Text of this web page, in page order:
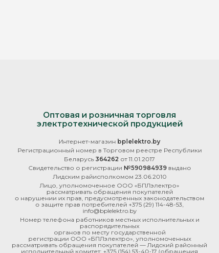
Оптовая и розничная торговля
электротехнической продукцией
Интернет-магазин bplelektro.by
Регистрационный номер в Торговом реестре Республики
Беларусь 364262 от 11.01.2017
Свидетельство о регистрации №590984939выдано
Лидским райисполкомом 23.06.2010
Лицо, уполномоченное ООО «БПЛэлектро»
рассматривать обращения покупателей
о нарушении их прав, предусмотренных законодательством
о защите прав потребителей +375 (29) 114-48-53
info@bplelektro.by
Номер телефона работников местных исполнительных и
распорядительных
органов по месту государственной
регистрации ООО «БПЛэлектро», уполномоченных
рассматривать обращения покупателей — Лидский районный
исполнительный комитет: +375 (154) 53-40-17 (обращения